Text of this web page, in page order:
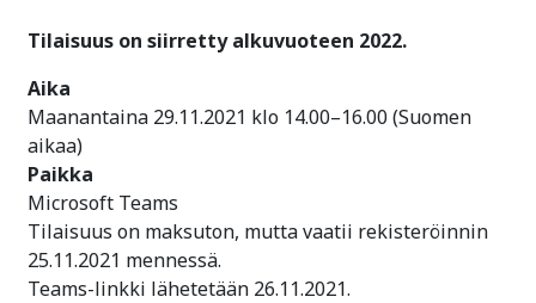
Tilaisuus on siirretty alkuvuoteen 2022.
Aika
Maanantaina 29.11.2021 klo 14.00–16.00 (Suomen
aikaa)
Paikka
Microsoft Teams
Tilaisuus on maksuton, mutta vaatii rekisteröinnin
25.11.2021 mennessä.
Teams-linkki lähetetään 26.11.2021.